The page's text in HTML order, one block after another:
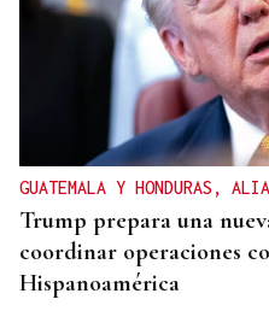
GUATEMALA Y HONDURAS,
Trump prepara una
coordinar operaciones
Hispanoamérica